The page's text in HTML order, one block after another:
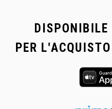
PER